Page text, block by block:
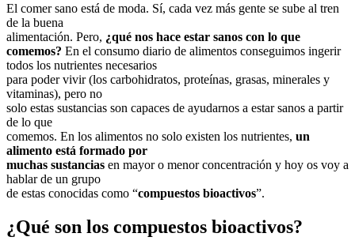
El comer sano está de moda. Sí, cada vez más gente se sube al tren
de la buena
alimentación. Pero, ¿qué nos hace estar sanos con lo que
comemos? En el consumo diario de alimentos conseguimos ingerir
todos los nutrientes necesarios
para poder vivir (los carbohidratos, proteínas, grasas, minerales y
vitaminas), pero no
solo estas sustancias son capaces de ayudarnos a estar sanos a partir
de lo que
comemos. En los alimentos no solo existen los nutrientes, un
alimento está formado por
muchas sustancias en mayor o menor concentración y hoy os voy a
hablar de un grupo
de estas conocidas como “compuestos bioactivos”.
¿Qué son los compuestos bioactivos?